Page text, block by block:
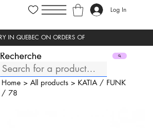
Log In
Recherche
Home> All products> KATIA / FUNK
/ 78